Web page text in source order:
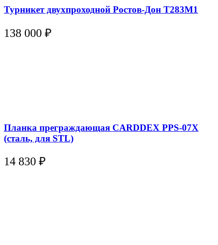
Турникет двухпроходной Ростов-Дон Т283М1
138 000 ₽
Планка преграждающая CARDDEX PPS-07X
(сталь, для STL)
14 830 ₽